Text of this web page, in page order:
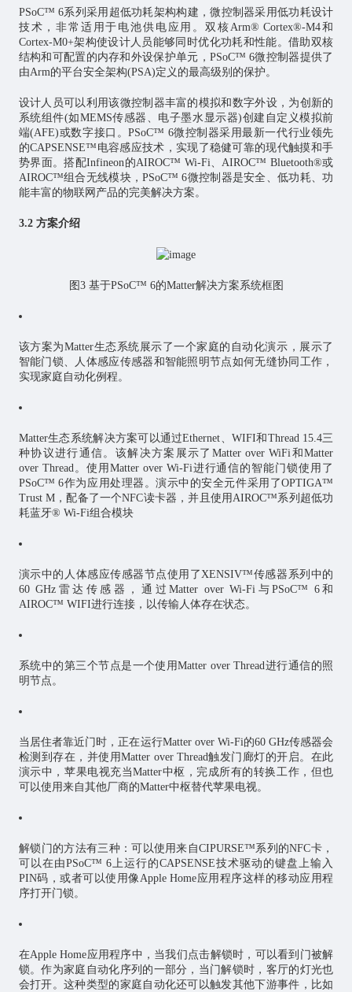
PSoC™ 6系列采用超低功耗架构构建，微控制器采用低功耗设计
技术，非常适用于电池供电应用。双核Arm® Cortex®-M4和
Cortex-M0+架构使设计人员能够同时优化功耗和性能。借助双核
结构和可配置的内存和外设保护单元，PSoC™ 6微控制器提供了
由Arm的平台安全架构(PSA)定义的最高级别的保护。
设计人员可以利用该微控制器丰富的模拟和数字外设，为创新的
系统组件(如MEMS传感器、电子墨水显示器)创建自定义模拟前
端(AFE)或数字接口。PSoC™ 6微控制器采用最新一代行业领先
的CAPSENSE™电容感应技术，实现了稳健可靠的现代触摸和手
势界面。搭配Infineon的AIROC™ Wi-Fi、AIROC™ Bluetooth®或
AIROC™组合无线模块，PSoC™ 6微控制器是安全、低功耗、功
能丰富的物联网产品的完美解决方案。
3.2 方案介绍
图3 基于PSoC™ 6的Matter解决方案系统框图
该方案为Matter生态系统展示了一个家庭的自动化演示，展示了
智能门锁、人体感应传感器和智能照明节点如何无缝协同工作，
实现家庭自动化例程。
Matter生态系统解决方案可以通过Ethernet、WIFI和Thread 15.4三
种协议进行通信。该解决方案展示了Matter over WiFi和Matter
over Thread。使用Matter over Wi-Fi进行通信的智能门锁使用了
PSoC™ 6作为应用处理器。演示中的安全元件采用了OPTIGA™
Trust M，配备了一个NFC读卡器，并且使用AIROC™系列超低功
耗蓝牙® Wi-Fi组合模块
演示中的人体感应传感器节点使用了XENSIV™传感器系列中的
60 GHz雷达传感器，通过Matter over Wi-Fi与PSoC™ 6和
AIROC™ WIFI进行连接，以传输人体存在状态。
系统中的第三个节点是一个使用Matter over Thread进行通信的照
明节点。
当居住者靠近门时，正在运行Matter over Wi-Fi的60 GHz传感器会
检测到存在，并使用Matter over Thread触发门廊灯的开启。在此
演示中，苹果电视充当Matter中枢，完成所有的转换工作，但也
可以使用来自其他厂商的Matter中枢替代苹果电视。
解锁门的方法有三种：可以使用来自CIPURSE™系列的NFC卡，
可以在由PSoC™ 6上运行的CAPSENSE技术驱动的键盘上输入
PIN码，或者可以使用像Apple Home应用程序这样的移动应用程
序打开门锁。
在Apple Home应用程序中，当我们点击解锁时，可以看到门被解
锁。作为家庭自动化序列的一部分，当门解锁时，客厅的灯光也
会打开。这种类型的家庭自动化还可以触发其他下游事件，比如